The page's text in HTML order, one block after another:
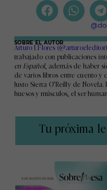
SOBRE EL AUTOR
Arturo J. Flores (@arturoeleditor)
trabajado con publicaciones
en Español, además de haber
de varios libros entre cuento y
Justo Sierra O’Reilly de
huesos y músculos, el ser
Tu próxima